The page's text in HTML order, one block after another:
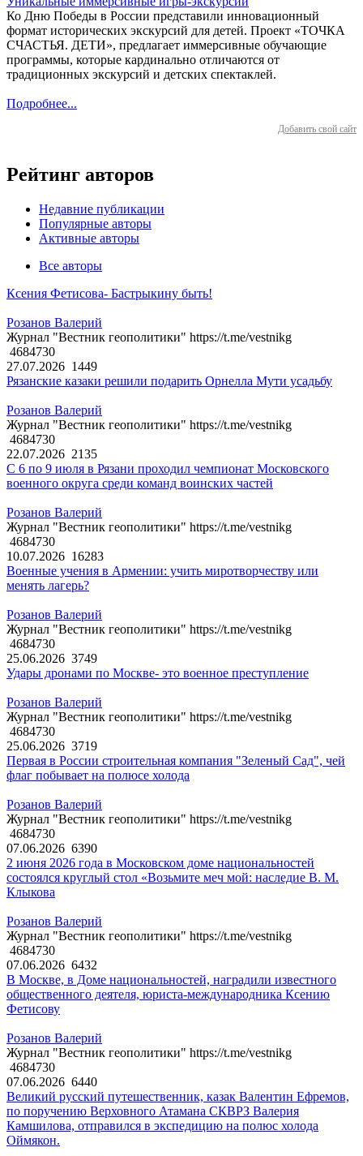
Ко Дню Победы в России представили инновационный
формат исторических экскурсий для детей. Проект «ТОЧКА
СЧАСТЬЯ. ДЕТИ», предлагает иммерсивные обучающие
программы, которые кардинально отличаются от
традиционных экскурсий и детских спектаклей.
Подробнее...
Добавить свой сайт
Рейтинг авторов
Недавние публикации
Популярные авторы
Активные авторы
Все авторы
Ксения Фетисова- Бастрыкину быть!
Розанов Валерий
Журнал "Вестник геополитики" https://t.me/vestnikg
4684730
27.07.2026 1449
Рязанские казаки решили подарить Орнелла Мути усадьбу
Розанов Валерий
Журнал "Вестник геополитики" https://t.me/vestnikg
4684730
22.07.2026 2135
С 6 по 9 июля в Рязани проходил чемпионат Московского
военного округа среди команд воинских частей
Розанов Валерий
Журнал "Вестник геополитики" https://t.me/vestnikg
4684730
10.07.2026 16283
Военные учения в Армении: учить миротворчеству или
менять лагерь?
Розанов Валерий
Журнал "Вестник геополитики" https://t.me/vestnikg
4684730
25.06.2026 3749
Удары дронами по Москве- это военное преступление
Розанов Валерий
Журнал "Вестник геополитики" https://t.me/vestnikg
4684730
25.06.2026 3719
Первая в России строительная компания "Зеленый Сад", чей
флаг побывает на полюсе холода
Розанов Валерий
Журнал "Вестник геополитики" https://t.me/vestnikg
4684730
07.06.2026 6390
2 июня 2026 года в Московском доме национальностей
состоялся круглый стол «Возьмите меч мой: наследие В. М.
Клыкова
Розанов Валерий
Журнал "Вестник геополитики" https://t.me/vestnikg
4684730
07.06.2026 6432
В Москве, в Доме национальностей, наградили известного
общественного деятеля, юриста-международника Ксению
Фетисову
Розанов Валерий
Журнал "Вестник геополитики" https://t.me/vestnikg
4684730
07.06.2026 6440
Великий русский путешественник, казак Валентин Ефремов,
по поручению Верховного Атамана СКВРЗ Валерия
Камшилова, отправился в экспедицию на полюс холода
Оймякон.